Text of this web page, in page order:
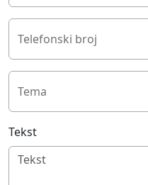
Telefonski broj
Tema
Tekst